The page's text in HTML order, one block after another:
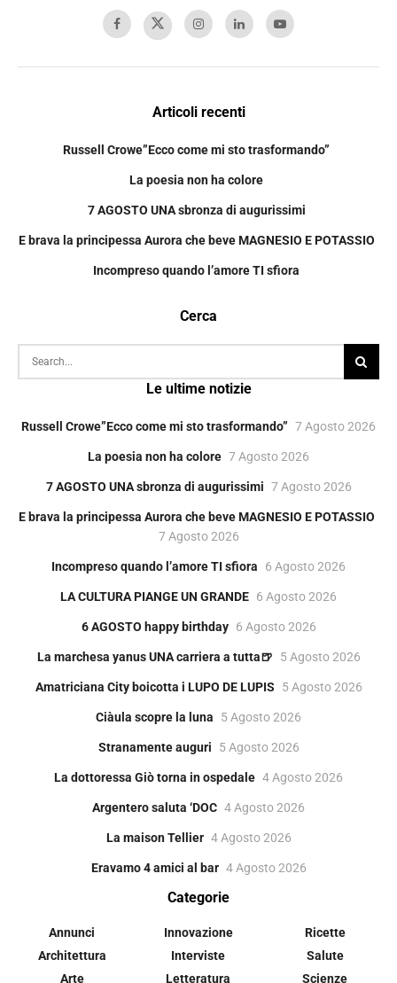
Articoli recenti
Russell Crowe”Ecco come mi sto trasformando”
La poesia non ha colore
7 AGOSTO UNA sbronza di augurissimi
E brava la principessa Aurora che beve MAGNESIO E POTASSIO
Incompreso quando l’amore TI sfiora
Cerca
Le ultime notizie
Russell Crowe”Ecco come mi sto trasformando” 7 Agosto 2026
La poesia non ha colore 7 Agosto 2026
7 AGOSTO UNA sbronza di augurissimi 7 Agosto 2026
E brava la principessa Aurora che beve MAGNESIO E POTASSIO
7 Agosto 2026
Incompreso quando l’amore TI sfiora 6 Agosto 2026
LA CULTURA PIANGE UN GRANDE 6 Agosto 2026
6 AGOSTO happy birthday 6 Agosto 2026
La marchesa yanus UNA carriera a tutta🍺 5 Agosto 2026
Amatriciana City boicotta i LUPO DE LUPIS 5 Agosto 2026
Ciàula scopre la luna 5 Agosto 2026
Stranamente auguri 5 Agosto 2026
La dottoressa Giò torna in ospedale 4 Agosto 2026
Argentero saluta ‘DOC 4 Agosto 2026
La maison Tellier 4 Agosto 2026
Eravamo 4 amici al bar 4 Agosto 2026
Categorie
Annunci
Architettura
Arte
Innovazione
Interviste
Letteratura
Ricette
Salute
Scienze